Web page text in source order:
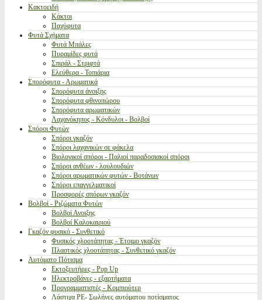
Κακτοειδή
Κάκτοι
Παχύφυτα
Φυτά Σχήματα
Φυτά Μπάλες
Πυραμίδες φυτά
Σπιράλ - Στριφτά
Ελεύθερα - Τοπιάρια
Σπορόφυτα - Αρωματικά
Σπορόφυτα άνοιξης
Σπορόφυτα φθινοπώρου
Σπορόφυτα αρωματικών
Λαχανόκηπος - Κόνδυλοι - Βολβοί
Σπόροι Φυτών
Σπόροι γκαζόν
Σπόροι λαχανικών σε φάκελα
Βιολογικοί σπόροι - Παλιοί παραδοσιακοί σπόροι
Σπόροι ανθέων - λουλουδιών
Σπόροι αρωματικών φυτών - Βοτάνων
Σπόροι επαγγελματικοί
Προσφορές σπόρων γκαζόν
Βολβοί - Ριζώματα Φυτών
Βολβοί Ανοιξης
Βολβοί Καλοκαιριού
Γκαζόν φυσικό - Συνθετικό
Φυσικός χλοοτάπητας - Έτοιμο γκαζόν
Πλαστικός χλοοτάπητας - Συνθετικό γκαζόν
Αυτόματο Πότισμα
Εκτοξευτήρες - Pop Up
Ηλεκτροβάνες - εξαρτήματα
Προγραμματιστές - Κομπιούτερ
Λάστιχα PE- Σωλήνες αυτόματου ποτίσματος